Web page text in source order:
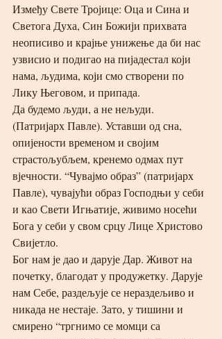
Између Свете Тројице: Оца и Сина и
Светога Духа, Син Божији прихвата
неописиво и крајње унижење да би нас
узвисио и подигао на пијадестал који
нама, људима, који смо створени по
Лику Његовом, и припада.
Да будемо људи, а не нељуди.
(Патријарх Павле). Уставши од сна,
опијености временом и својим
страстољубљем, кренемо одмах пут
вјечности. “Чувајмо образ” (патријарх
Павле), чувајући образ Господњи у себи
и као Свети Игњатије, живимо носећи
Бога у себи у свом срцу Лице Христово
Свијетло.
Бог нам је дао и дарује Дар. Живот на
почетку, благодат у продужетку. Дарује
нам Себе, раздељује се нераздељиво и
никада не нестаје. Зато, у тишини и
смирено “тргнимо се момци са